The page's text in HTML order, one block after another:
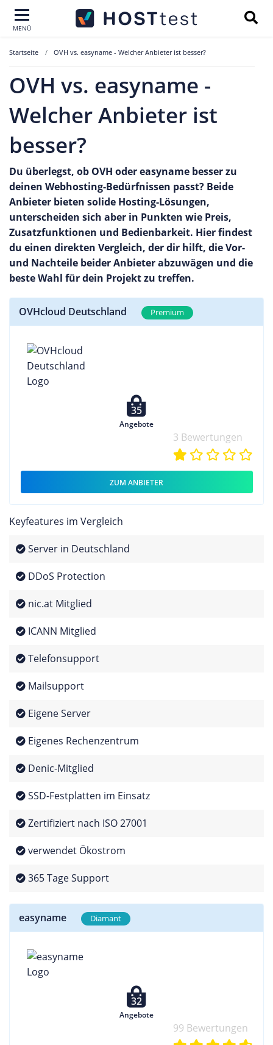
MENÜ
Startseite OVH vs. easyname - Welcher Anbieter ist besser?
OVH vs. easyname -
Welcher Anbieter ist
besser?
Du überlegst, ob OVH oder easyname besser zu
deinen Webhosting-Bedürfnissen passt? Beide
Anbieter bieten solide Hosting-Lösungen,
unterscheiden sich aber in Punkten wie Preis,
Zusatzfunktionen und Bedienbarkeit. Hier findest
du einen direkten Vergleich, der dir hilft, die Vor-
und Nachteile beider Anbieter abzuwägen und die
beste Wahl für dein Projekt zu treffen.
OVHcloud Deutschland Premium
35
Angebote
3 Bewertungen
ZUM ANBIETER
Keyfeatures im Vergleich
Server in Deutschland
DDoS Protection
nic.at Mitglied
ICANN Mitglied
Telefonsupport
Mailsupport
Eigene Server
Eigenes Rechenzentrum
Denic-Mitglied
SSD-Festplatten im Einsatz
Zertifiziert nach ISO 27001
verwendet Ökostrom
365 Tage Support
easyname Diamant
32
Angebote
99 Bewertungen